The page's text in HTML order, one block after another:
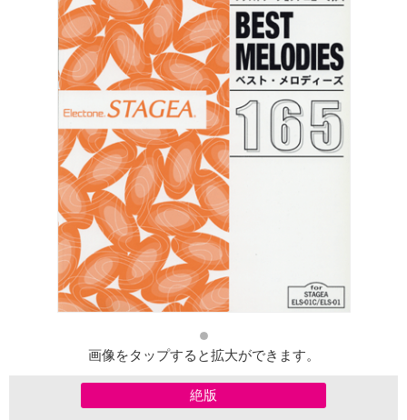
画像をタップすると拡大ができます。
絶版